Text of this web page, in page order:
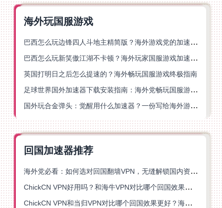
海外玩国服游戏
巴西怎么玩边锋四人斗地主精简版？海外游戏党的加速器终极选择
巴西怎么玩新笑傲江湖不卡顿？海外玩家国服游戏加速终极指南（附猫和老鼠一梦江湖实测）
英国打明日之后怎么提速的？海外畅玩国服游戏终极指南
足球世界国外加速器下载安装指南：海外党畅玩国服游戏的终极解决方案
国外玩合金弹头：觉醒用什么加速器？一份写给海外游子的畅玩指南
回国加速器推荐
海外党必看：如何选对回国翻墙VPN，无缝解锁国内资源？
ChickCN VPN好用吗？和海牛VPN对比哪个回国效果更好？
ChickCN VPN和当归VPN对比哪个回国效果更好？海外党亲测后选了它